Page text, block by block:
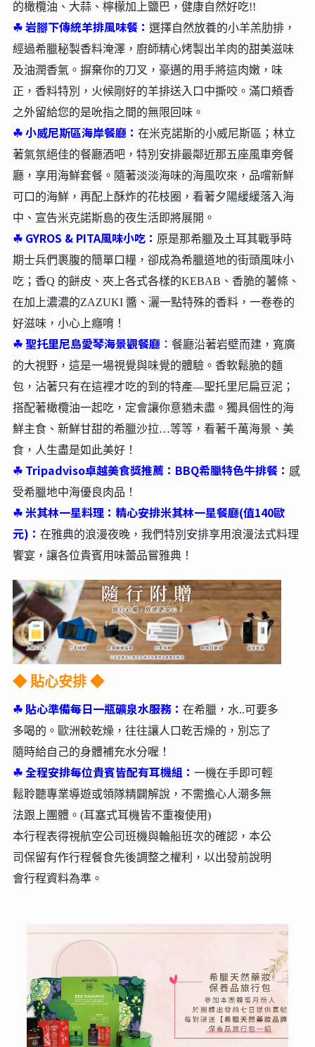
的橄欖油、大蒜、檸檬加上鹽巴，健康自然好吃!!
☘︎岩腳下傳統羊排風味餐： 選擇自然放養的小羊羔肋排，
經過希臘秘製香料淹澤，廚師精心烤製出羊肉的甜美滋味
及油潤香氣。摒棄你的刀叉，豪邁的用手將這肉嫩，味
正，香料特別，火候剛好的羊排送入口中撕咬。滿口頰香
之外留給您的是吮指之間的無限回味。
☘︎小威尼斯區海岸餐廳： 在米克諾斯的小威尼斯區；林立
著氣氛絕佳的餐廳酒吧，特別安排最鄰近那五座風車旁餐
廳，享用海鮮套餐。隨著淡淡海味的海風吹來，品嚐新鮮
可口的海鮮，再配上酥炸的花枝圈，看著夕陽緩緩落入海
中、宣告米克諾斯島的夜生活即將展開。
☘︎ GYROS & PITA風味小吃： 原是那希臘及土耳其戰爭時
期士兵們裹腹的簡單口糧，卻成為希臘道地的街頭風味小
吃；香Q 的餅皮、夾上各式各樣的KEBAB、香脆的薯條、
在加上濃濃的ZAZUKI 醬、灑一點特殊的香料，一卷卷的
好滋味，小心上癮唷！
☘︎聖托里尼島愛琴海景觀餐廳： 餐廳沿著岩壁而建，寬廣
的大視野，這是一場視覺與味覺的體驗。香軟鬆脆的麵
包，沾著只有在這裡才吃的到的特產—聖托里尼扁豆泥；
搭配著橄欖油一起吃，定會讓你意猶未盡。獨具個性的海
鮮主食、新鮮甘甜的希臘沙拉…等等，看著千萬海景、美
食，人生盡是如此美好！
☘︎ Tripadviso卓越美食獎推薦：BBQ希臘特色牛排餐： 感
受希臘地中海優良肉品 ！
☘︎米其林一星料理：精心安排米其林一星餐廳(值140歐
元)： 在雅典的浪漫夜晚，我們特別安排享用浪漫法式料理
饗宴，讓各位貴賓用味蕾品嘗雅典！
◆ 貼心安排 ◆
☘︎ 貼心準備每日一瓶礦泉水服務： 在希臘，水..可要多
多喝的。歐洲較乾燥，往往讓人口乾舌燥的，別忘了
隨時給自己的身體補充水分喔！
☘︎全程安排每位貴賓皆配有耳機組： 一機在手即可輕
鬆聆聽專業導遊或領隊精闢解說，不需擔心人潮多無
法跟上團體。(耳塞式耳機皆不重複使用)
本行程表得視航空公司班機與輪船班次的確認，本公
司保留有作行程餐食先後調整之權利，以出發前說明
會行程資料為準。